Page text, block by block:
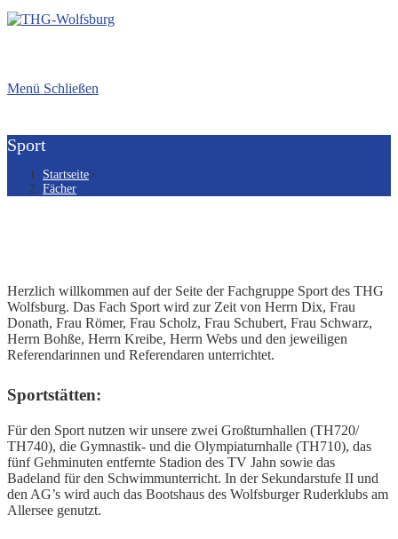
Menü Schließen
Sport
Startseite>
Fächer
Herzlich willkommen auf der Seite der Fachgruppe Sport des THG
Wolfsburg. Das Fach Sport wird zur Zeit von Herrn Dix, Frau
Donath, Frau Römer, Frau Scholz, Frau Schubert, Frau Schwarz,
Herrn Bohße, Herrn Kreibe, Herrn Webs und den jeweiligen
Referendarinnen und Referendaren unterrichtet.
Sportstätten:
Für den Sport nutzen wir unsere zwei Großturnhallen (TH720/
TH740), die Gymnastik- und die Olympiaturnhalle (TH710), das
fünf Gehminuten entfernte Stadion des TV Jahn sowie das
Badeland für den Schwimmunterricht. In der Sekundarstufe II und
den AG’s wird auch das Bootshaus des Wolfsburger Ruderklubs am
Allersee genutzt.